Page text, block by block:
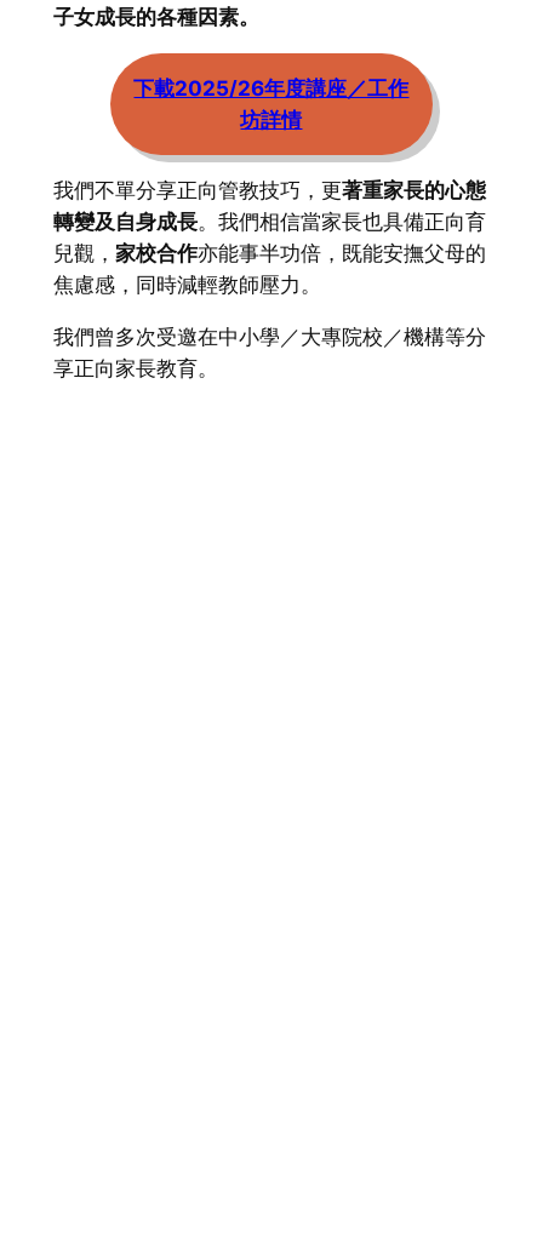
子女成長的各種因素。
下載2025/26年度講座／工作
坊詳情
我們不單分享正向管教技巧，更著重家長的心態
轉變及自身成長。我們相信當家長也具備正向育
兒觀， 家校合作亦能事半功倍，既能安撫父母的
焦慮感，同時減輕教師壓力。
我們曾多次受邀在中小學／大專院校／機構等分
享正向家長教育。